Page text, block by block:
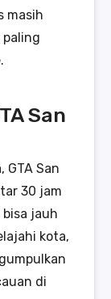
masih
paling
San
GTA San
30 jam
jauh
kota,
di